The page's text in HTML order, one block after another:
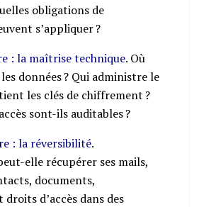
obligations de
s’appliquer ?
: la maîtrise technique. Où
données ? Qui administre le
les clés de chiffrement ?
sont-ils auditables ?
: la réversibilité.
elle récupérer ses mails,
documents,
d’accès dans des